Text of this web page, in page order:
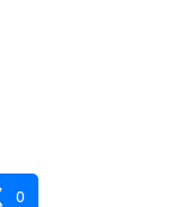
0